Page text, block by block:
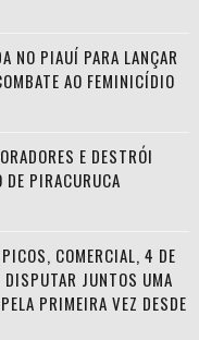
NO PIAUÍ PARA LANÇAR
AO FEMINICÍDIO
E DESTRÓI
DE PIRACURUCA
COMERCIAL, 4 DE
DISPUTAR JUNTOS UMA
PRIMEIRA VEZ DESDE